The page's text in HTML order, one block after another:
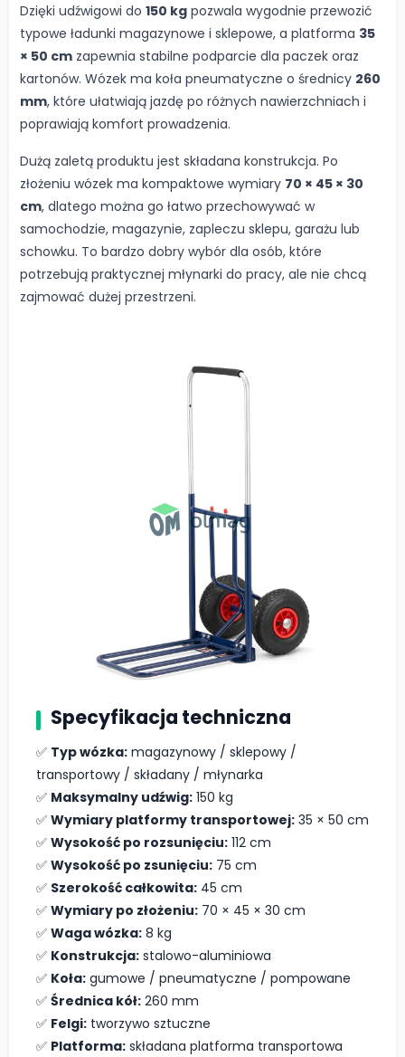
Dzięki udźwigowi do 150 kg pozwala wygodnie przewozić
typowe ładunki magazynowe i sklepowe, a platforma 35
× 50 cm zapewnia stabilne podparcie dla paczek oraz
kartonów. Wózek ma koła pneumatyczne o średnicy 260
mm, które ułatwiają jazdę po różnych nawierzchniach i
poprawiają komfort prowadzenia.
Dużą zaletą produktu jest składana konstrukcja. Po
złożeniu wózek ma kompaktowe wymiary 70 × 45 × 30
cm, dlatego można go łatwo przechowywać w
samochodzie, magazynie, zapleczu sklepu, garażu lub
schowku. To bardzo dobry wybór dla osób, które
potrzebują praktycznej młynarki do pracy, ale nie chcą
zajmować dużej przestrzeni.
Specyfikacja techniczna
✅ Typ wózka: magazynowy / sklepowy /
transportowy / składany / młynarka
✅ Maksymalny udźwig: 150 kg
✅ Wymiary platformy transportowej: 35 × 50 cm
✅ Wysokość po rozsunięciu: 112 cm
✅ Wysokość po zsunięciu: 75 cm
✅ Szerokość całkowita: 45 cm
✅ Wymiary po złożeniu: 70 × 45 × 30 cm
✅ Waga wózka: 8 kg
✅ Konstrukcja: stalowo-aluminiowa
✅ Koła: gumowe / pneumatyczne / pompowane
✅ Średnica kół: 260 mm
✅ Felgi: tworzywo sztuczne
✅ Platforma: składana platforma transportowa